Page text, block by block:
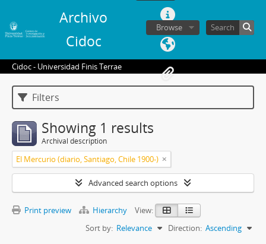
Archivo
Cidoc
Browse
Cidoc - Universidad Finis Terrae
Filters
Showing 1 results
Archival description
El Mercurio (diario, Santiago, Chile 1900-)
Advanced search options
Print preview Hierarchy
View:
Sort by: Relevance Direction: Ascending